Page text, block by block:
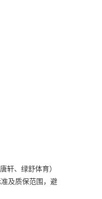
轩、绿舒体育）
及质保范围，避